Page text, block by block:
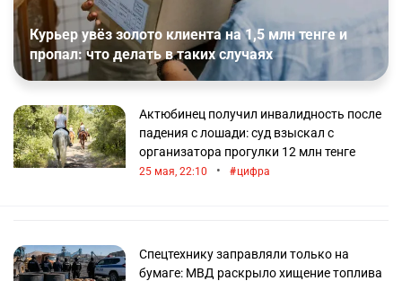
Курьер увёз золото клиента на 1,5 млн тенге и
пропал: что делать в таких случаях
Актюбинец получил инвалидность после
падения с лошади: суд взыскал с
организатора прогулки 12 млн тенге
25 мая, 22:10 • цифра
Спецтехнику заправляли только на
бумаге: МВД раскрыло хищение топлива